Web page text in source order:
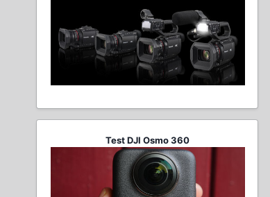
Test DJI Osmo 360